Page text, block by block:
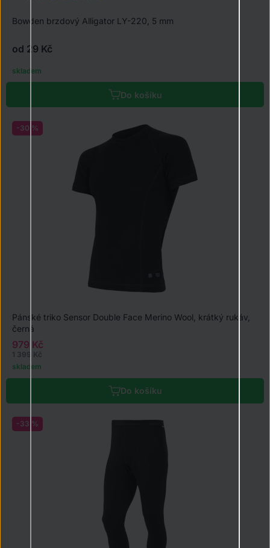
Do košíku
Bowden brzdový Alligator LY-220, 5 mm
od 29 Kč
skladem
-30 %
Do košíku
Pánské triko Sensor Double Face Merino Wool, krátký rukáv,
černá
979 Kč
1 399 Kč
skladem
-33 %